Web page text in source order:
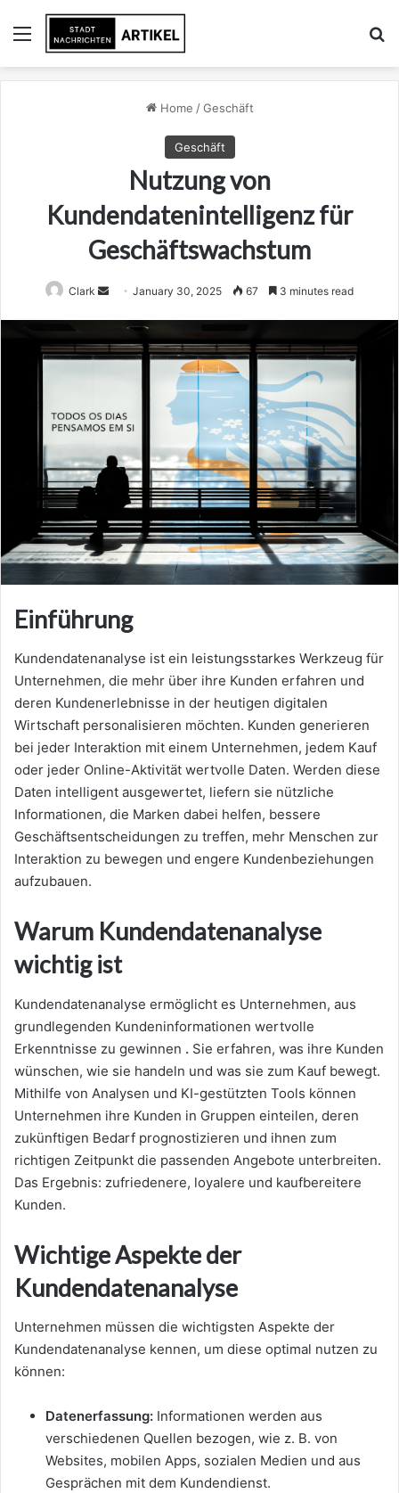
Menu
Home / Geschäft
Geschäft
Nutzung von
Kundendatenintelligenz für
Geschäftswachstum
Clark
Send
email
January 30, 2025 67 3 minutes read
Einführung
Kundendatenanalyse ist ein leistungsstarkes Werkzeug für
Unternehmen, die mehr über ihre Kunden erfahren und
deren Kundenerlebnisse in der heutigen digitalen
Wirtschaft personalisieren möchten. Kunden generieren
bei jeder Interaktion mit einem Unternehmen, jedem Kauf
oder jeder Online-Aktivität wertvolle Daten. Werden diese
Daten intelligent ausgewertet, liefern sie nützliche
Informationen, die Marken dabei helfen, bessere
Geschäftsentscheidungen zu treffen, mehr Menschen zur
Interaktion zu bewegen und engere Kundenbeziehungen
aufzubauen.
Warum Kundendatenanalyse
wichtig ist
Kundendatenanalyse ermöglicht es Unternehmen, aus
grundlegenden Kundeninformationen wertvolle
Erkenntnisse zu gewinnen . Sie erfahren, was ihre Kunden
wünschen, wie sie handeln und was sie zum Kauf bewegt.
Mithilfe von Analysen und KI-gestützten Tools können
Unternehmen ihre Kunden in Gruppen einteilen, deren
zukünftigen Bedarf prognostizieren und ihnen zum
richtigen Zeitpunkt die passenden Angebote unterbreiten.
Das Ergebnis: zufriedenere, loyalere und kaufbereitere
Kunden.
Wichtige Aspekte der
Kundendatenanalyse
Unternehmen müssen die wichtigsten Aspekte der
Kundendatenanalyse kennen, um diese optimal nutzen zu
können:
Datenerfassung: Informationen werden aus
verschiedenen Quellen bezogen, wie z. B. von
Websites, mobilen Apps, sozialen Medien und aus
Gesprächen mit dem Kundendienst.